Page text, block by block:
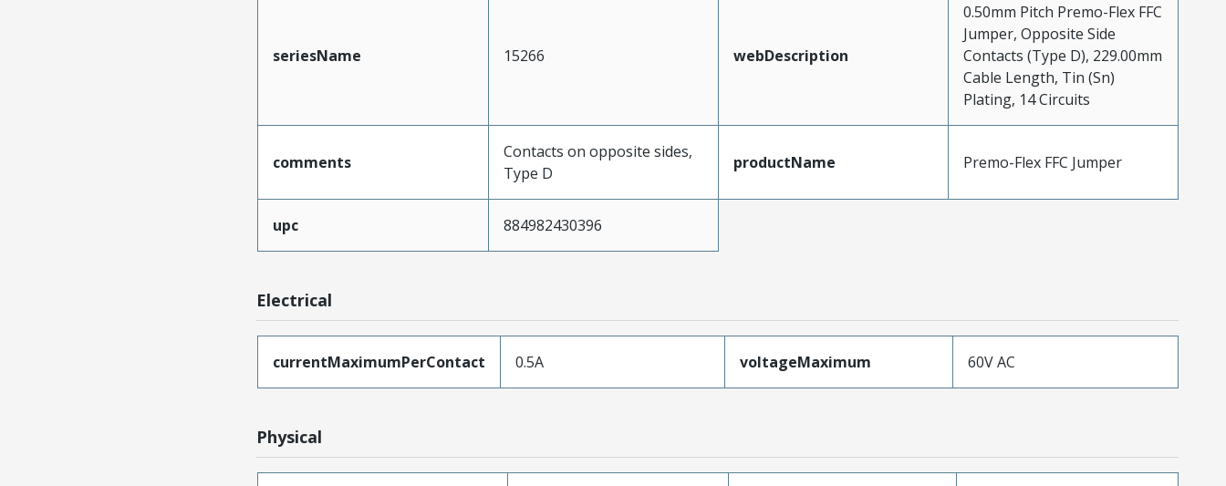
seriesName 15266 webDescription
0.50mm Pitch Premo-Flex FFC
Jumper, Opposite Side
Contacts (Type D), 229.00mm
Cable Length, Tin (Sn)
Plating, 14 Circuits
comments
Contacts on opposite sides,
Type D
productName Premo-Flex FFC Jumper
upc 884982430396
Electrical
currentMaximumPerContact 0.5A voltageMaximum 60V AC
Physical